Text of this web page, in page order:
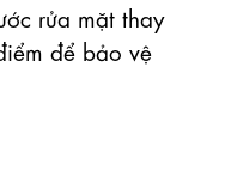
rửa mặt thay
để bảo vệ